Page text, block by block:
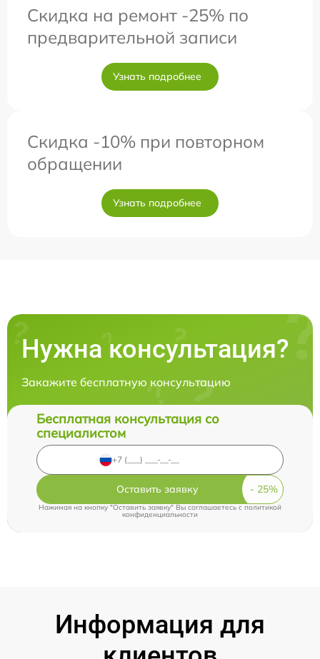
Скидка на ремонт -25% по
предварительной записи
Узнать подробнее
Скидка -10% при повторном
обращении
Узнать подробнее
Нужна консультация?
Закажите бесплатную консультацию
Бесплатная консультация со
специалистом
Оставить заявку
Нажимая на кнопку "Оставить заявку" Вы соглашаетесь cполитикой
конфиденциальности
Информация для